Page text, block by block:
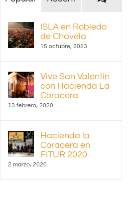
ISLA en Robledo
de Chavela
15 octubre, 2023
Vive San Valentín
con Hacienda La
Coracera
13 febrero, 2020
Hacienda la
Coracera en
FITUR 2020
2 marzo, 2020